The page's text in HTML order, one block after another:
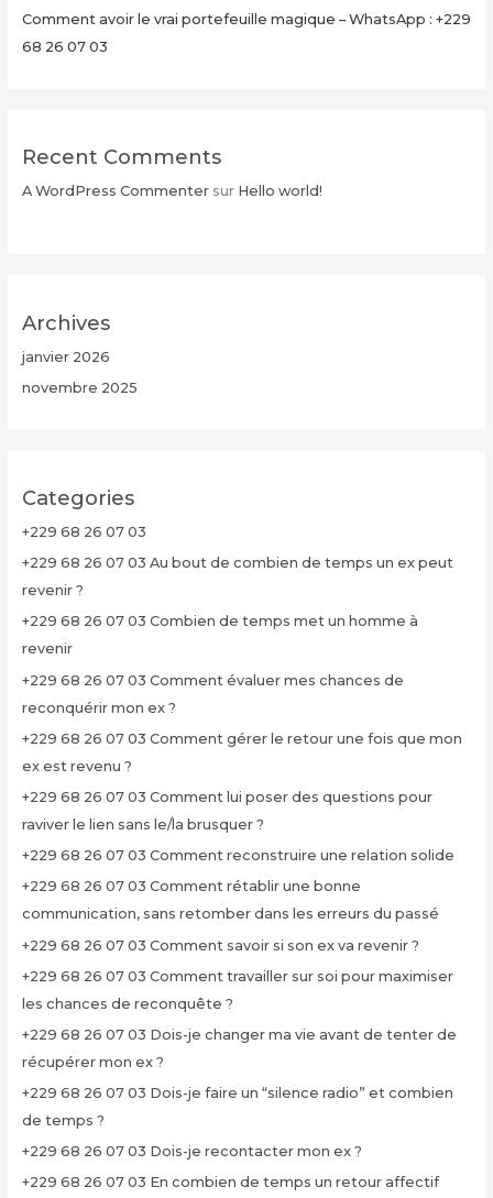
Comment avoir le vrai portefeuille magique – WhatsApp : +229
68 26 07 03
Recent Comments
A WordPress Commentersur Hello world!
Archives
janvier 2026
novembre 2025
Categories
+229 68 26 07 03
+229 68 26 07 03 Au bout de combien de temps un ex peut
revenir ?
+229 68 26 07 03 Combien de temps met un homme à
revenir
+229 68 26 07 03 Comment évaluer mes chances de
reconquérir mon ex ?
+229 68 26 07 03 Comment gérer le retour une fois que mon
ex est revenu ?
+229 68 26 07 03 Comment lui poser des questions pour
raviver le lien sans le/la brusquer ?
+229 68 26 07 03 Comment reconstruire une relation solide
+229 68 26 07 03 Comment rétablir une bonne
communication, sans retomber dans les erreurs du passé
+229 68 26 07 03 Comment savoir si son ex va revenir ?
+229 68 26 07 03 Comment travailler sur soi pour maximiser
les chances de reconquête ?
+229 68 26 07 03 Dois-je changer ma vie avant de tenter de
récupérer mon ex ?
+229 68 26 07 03 Dois-je faire un “silence radio” et combien
de temps ?
+229 68 26 07 03 Dois-je recontacter mon ex ?
+229 68 26 07 03 En combien de temps un retour affectif